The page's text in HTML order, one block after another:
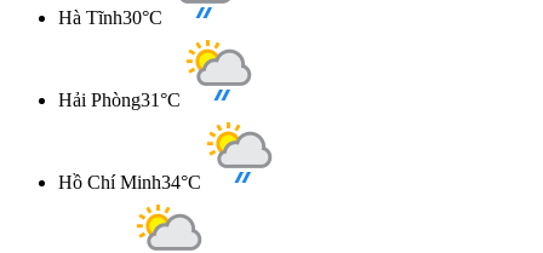
Hà Tĩnh30°C
Hải Phòng31°C
Hồ Chí Minh34°C